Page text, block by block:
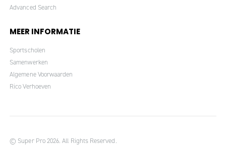
Advanced Search
MEER INFORMATIE
Sportscholen
Samenwerken
Algemene Voorwaarden
Rico Verhoeven
© Super Pro 2026. All Rights Reserved.